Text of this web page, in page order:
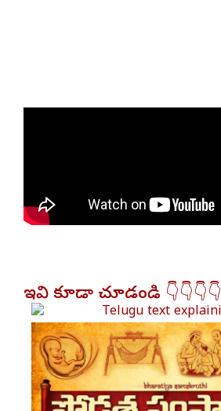
ఇవి కూడా చూడండి 👇👇👇👇